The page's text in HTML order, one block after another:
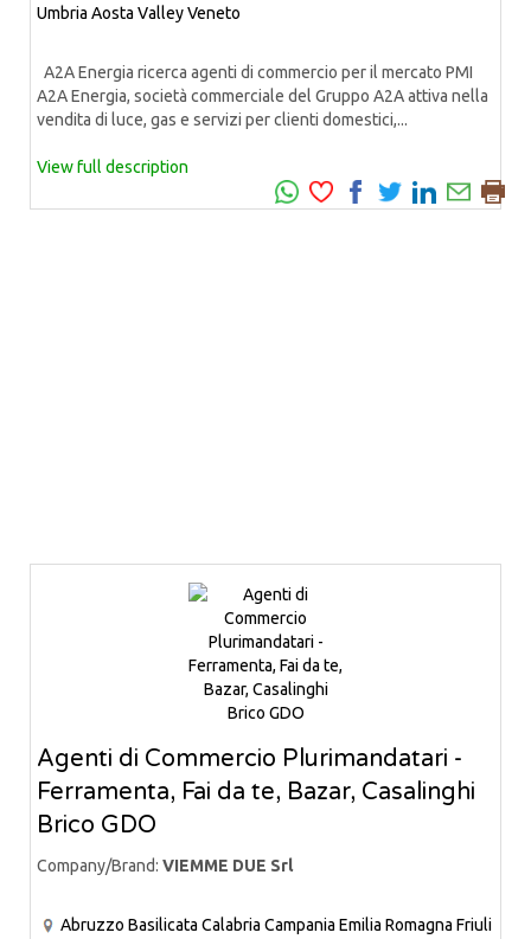
Umbria Aosta ValleyVeneto
A2A Energia ricerca agenti di commercio per il mercato PMI
A2A Energia, società commerciale del Gruppo A2A attiva nella
vendita di luce, gas e servizi per clienti domestici,...
View full description
Agenti di Commercio Plurimandatari -
Ferramenta, Fai da te, Bazar, Casalinghi
Brico GDO
Company/Brand: VIEMME DUE Srl
Abruzzo Basilicata Calabria Campania Emilia Romagna Friuli